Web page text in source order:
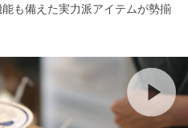
も備えた実力派アイテムが勢揃